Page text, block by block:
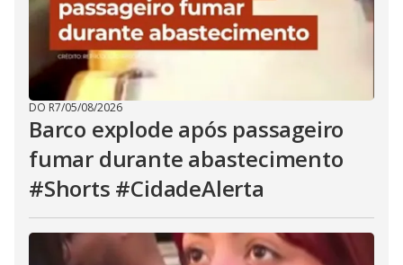
DO R7/05/08/2026
Barco explode após passageiro
fumar durante abastecimento
#Shorts #CidadeAlerta